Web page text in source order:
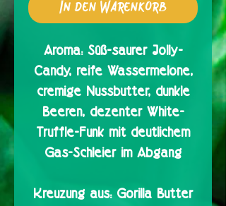
In den Warenkorb
Aroma:Süß-saurer Jolly-
Candy, reife Wassermelone,
cremige Nussbutter, dunkle
Beeren, dezenter White-
Truffle-Funk mit deutlichem
Gas-Schleier im Abgang
Kreuzung aus:Gorilla Butter